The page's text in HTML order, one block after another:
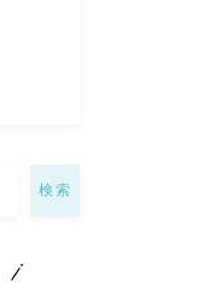
検索